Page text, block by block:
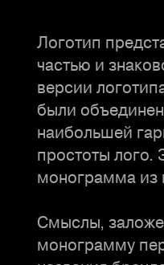
Логотип
частью и
версии
были
наибольшей
простоты лого.
монограмма из
Смыслы,
монограмму